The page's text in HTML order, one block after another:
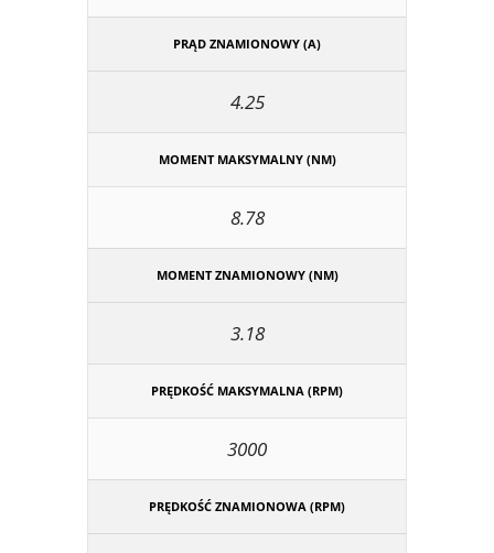
PRĄD ZNAMIONOWY (A)
4.25
MOMENT MAKSYMALNY (NM)
8.78
MOMENT ZNAMIONOWY (NM)
3.18
PRĘDKOŚĆ MAKSYMALNA (RPM)
3000
PRĘDKOŚĆ ZNAMIONOWA (RPM)